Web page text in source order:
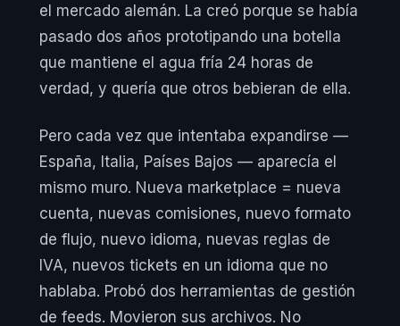
el mercado alemán. La creó porque se había
pasado dos años prototipando una botella
que mantiene el agua fría 24 horas de
verdad, y quería que otros bebieran de ella.
Pero cada vez que intentaba expandirse —
España, Italia, Países Bajos — aparecía el
mismo muro. Nueva marketplace = nueva
cuenta, nuevas comisiones, nuevo formato
de flujo, nuevo idioma, nuevas reglas de
IVA, nuevos tickets en un idioma que no
hablaba. Probó dos herramientas de gestión
de feeds. Movieron sus archivos. No